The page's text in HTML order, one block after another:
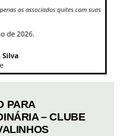
PARA
– CLUBE